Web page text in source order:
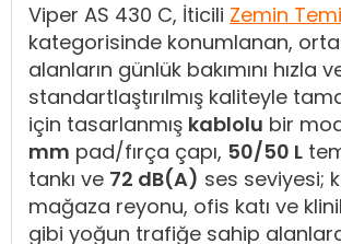
Viper AS 430 C, İticili Zemin
kategorisinde konumlanan, orta
alanların günlük bakımını hızla
standartlaştırılmış kaliteyle
için tasarlanmış kablolu bir
mm pad/fırça çapı, 50/50 L
tankı ve 72 dB(A) ses seviyesi;
mağaza reyonu, ofis katı ve
gibi yoğun trafiğe sahip